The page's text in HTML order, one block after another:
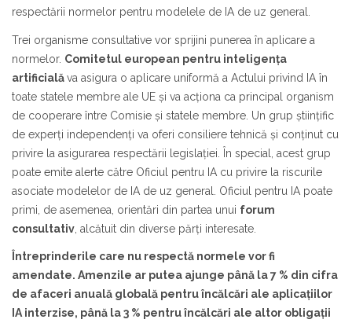
respectării normelor pentru modelele de IA de uz general.
Trei organisme consultative vor sprijini punerea în aplicare a
normelor. Comitetul european pentru inteligența
artificialăva asigura o aplicare uniformă a Actului privind IA în
toate statele membre ale UE și va acționa ca principal organism
de cooperare între Comisie și statele membre. Un grup științific
de experți independenți va oferi consiliere tehnică și conținut cu
privire la asigurarea respectării legislației. În special, acest grup
poate emite alerte către Oficiul pentru IA cu privire la riscurile
asociate modelelor de IA de uz general. Oficiul pentru IA poate
primi, de asemenea, orientări din partea unui forum
consultativ , alcătuit din diverse părți interesate.
Întreprinderile care nu respectă normele vor fi
amendate. Amenzile ar putea ajunge până la 7 % din cifra
de afaceri anuală globală pentru încălcări ale aplicațiilor
IA interzise, până la 3 % pentru încălcări ale altor obligații